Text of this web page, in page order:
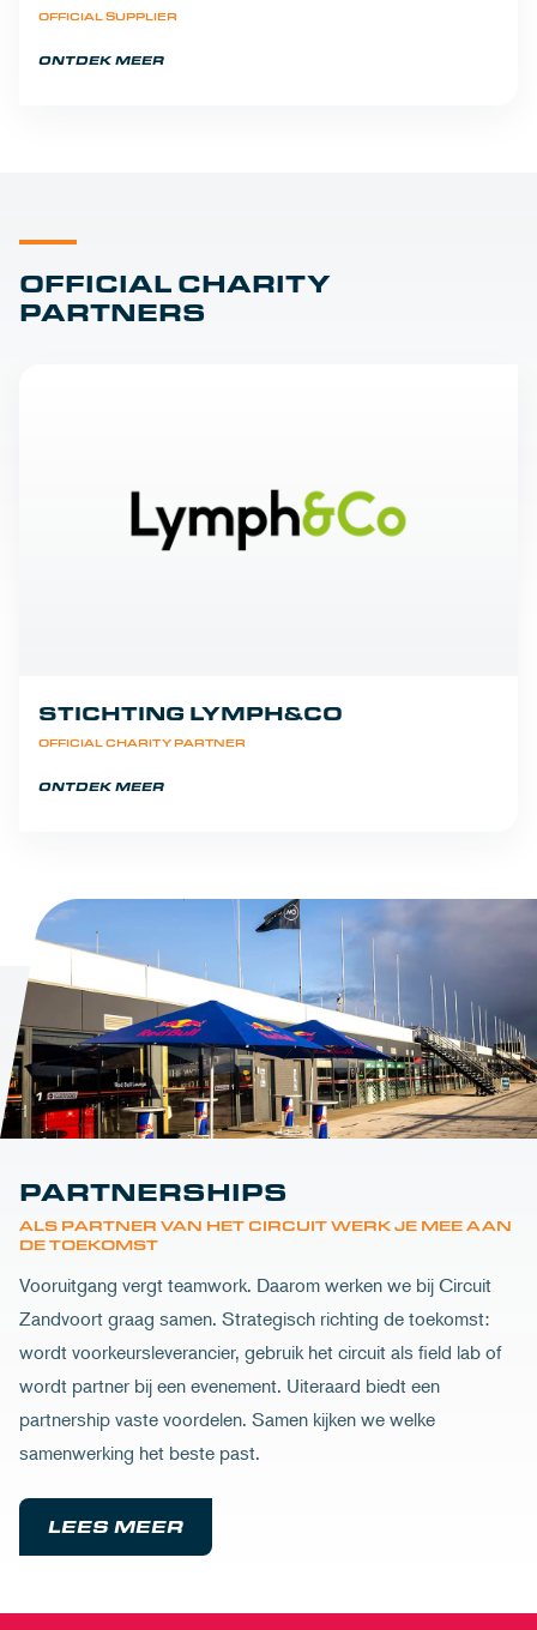
OFFICIAL SUPPLIER
ONTDEK MEER
OFFICIAL CHARITY
PARTNERS
OFFICIAL CHARITY PARTNER
STICHTING LYMPH&CO
ONTDEK MEER
PARTNERSHIPS
ALS PARTNER VAN HET CIRCUIT WERK JE MEE AAN
DE TOEKOMST
Vooruitgang vergt teamwork. Daarom werken we bij Circuit
Zandvoort graag samen. Strategisch richting de toekomst:
wordt voorkeursleverancier, gebruik het circuit als field lab of
wordt partner bij een evenement. Uiteraard biedt een
partnership vaste voordelen. Samen kijken we welke
samenwerking het beste past.
LEES MEER